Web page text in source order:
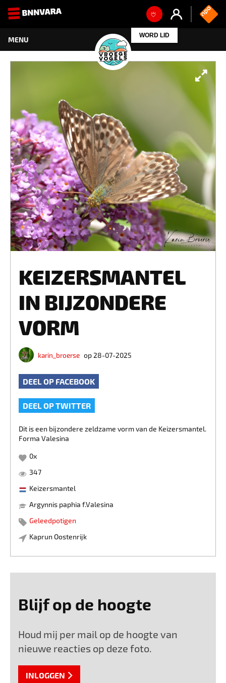
WORD LID
KEIZERSMANTEL
IN BIJZONDERE
VORM
karin_broerse op 28-07-2025
DEEL OP FACEBOOK
DEEL OP TWITTER
Dit is een bijzondere zeldzame vorm van de Keizersmantel.
Forma Valesina
0x
347
Keizersmantel
Argynnis paphia f.Valesina
Geleedpotigen
Kaprun Oostenrijk
Blijf op de hoogte
Houd mij per mail op de hoogte van
nieuwe reacties op deze foto.
INLOGGEN